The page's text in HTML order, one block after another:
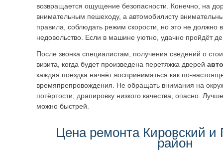
возвращается ощущение безопасности. Конечно, на
внимательным пешеходу, а автомобилисту
правила, соблюдать режим скорости, но это не должно
недовольство. Если в машине уютно, удачно пройдёт
После звонка специалистам, получения сведений о
визита, когда будет произведена перетяжка дверей
каждая поездка начнёт восприниматься как по-
времяпрепровождения. Не обращать внимания на
потёртости, драпировку низкого качества, опасно.
можно быстрей.
Цена ремонта Кировский и
район